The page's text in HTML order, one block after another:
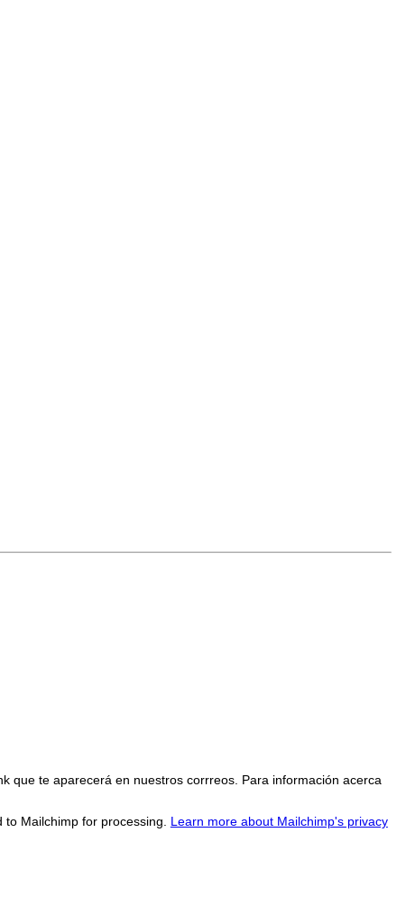
que te aparecerá en nuestros corrreos. Para información acerca
Mailchimp for processing. Learn more about Mailchimp's privacy